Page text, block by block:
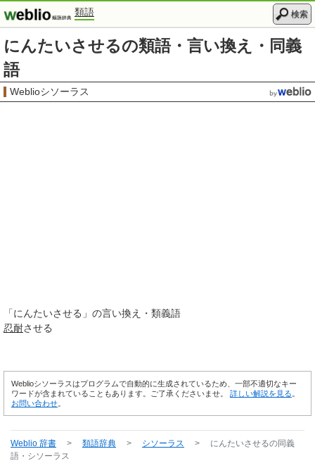
類語 検索
にんたいさせるの類語・言い換え・同義
語
Weblioシソーラス
「にんたいさせる 」の言い換え・類義語
忍耐させる
Weblioシソーラスはプログラムで自動的に生成されているため、一部不適切なキー
ワードが含まれていることもあります。ご了承くださいませ。 詳しい解説を見る
お問い合わせ
Weblio 辞書 > 類語辞典 > シソーラス > にんたいさせるの同義
語・シソーラス